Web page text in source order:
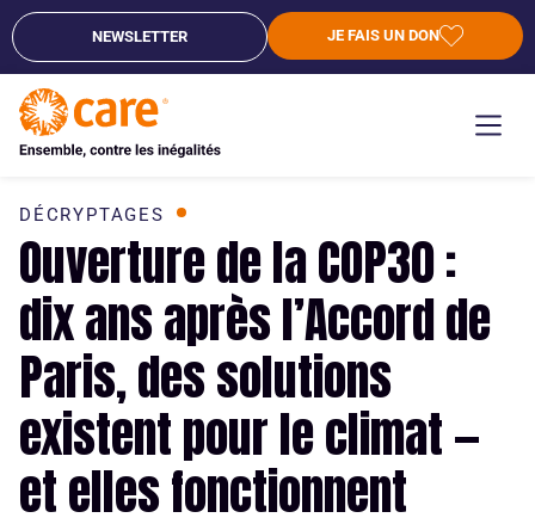
NEWSLETTER JE FAIS UN DON
DÉCRYPTAGES
Ouverture de la COP30 :
dix ans après l’Accord de
Paris, des solutions
existent pour le climat —
et elles fonctionnent